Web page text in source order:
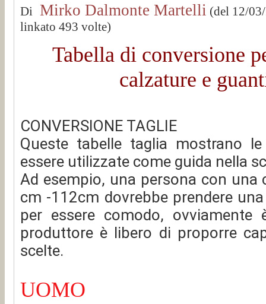
Di Mirko Dalmonte Martelli (del 12/
linkato 493 volte)
Tabella di conversione
calzature e
CONVERSIONE TAGLIE
Queste tabelle taglia mostrano
essere utilizzate come guida nella
Ad esempio, una persona con
cm -112cm dovrebbe prendere
per essere comodo,
produttore è libero di proporre
scelte.
UOMO